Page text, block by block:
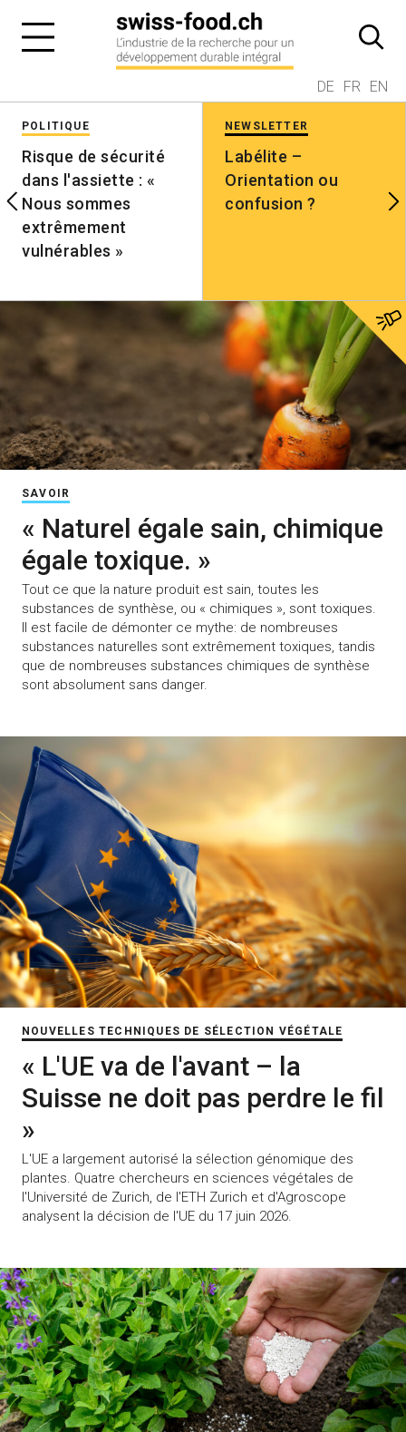
DE FR EN
POLITIQUE
Risque de sécurité
dans l'assiette : «
Nous sommes
extrêmement
vulnérables »
NEWSLETTER
Labélite –
Orientation ou
confusion ?
SAVOIR
« Naturel égale sain, chimique
égale toxique. »
Tout ce que la nature produit est sain, toutes les
substances de synthèse, ou « chimiques », sont toxiques.
Il est facile de démonter ce mythe: de nombreuses
substances naturelles sont extrêmement toxiques, tandis
que de nombreuses substances chimiques de synthèse
sont absolument sans danger.
NOUVELLES TECHNIQUES DE SÉLECTION VÉGÉTALE
« L'UE va de l'avant – la
Suisse ne doit pas perdre le fil
»
L'UE a largement autorisé la sélection génomique des
plantes. Quatre chercheurs en sciences végétales de
l'Université de Zurich, de l'ETH Zurich et d'Agroscope
analysent la décision de l'UE du 17 juin 2026.